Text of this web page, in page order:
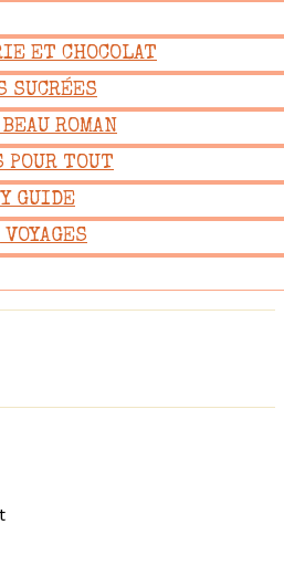
ET CHOCOLAT
SUCRÉES
ROMAN
POUR TOUT
GUIDE